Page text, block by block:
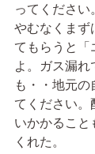
ってくださ
やむなくまず
てもらうと「
よ。ガス漏
も・・地元
てください。
いかかること
くれた。